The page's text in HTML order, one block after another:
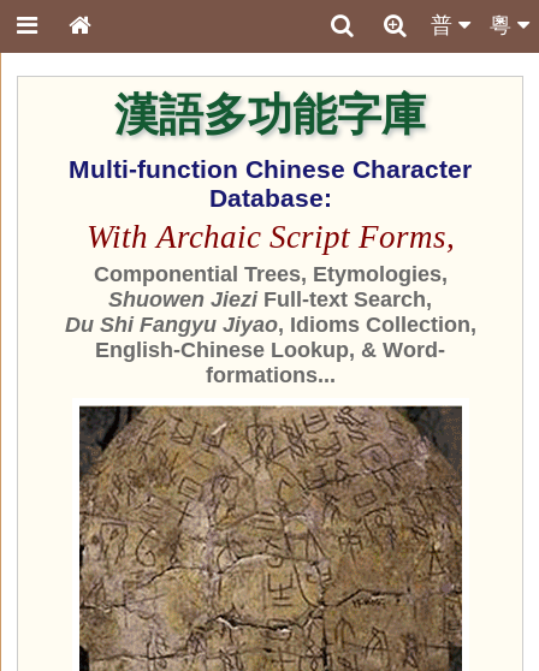
粵
普
漢語多功能字庫
Multi-function Chinese Character
Database:
With Archaic Script Forms,
Componential Trees, Etymologies,
Shuowen JieziFull-text Search,
Du Shi Fangyu Jiyao, Idioms Collection,
English-Chinese Lookup, & Word-
formations...